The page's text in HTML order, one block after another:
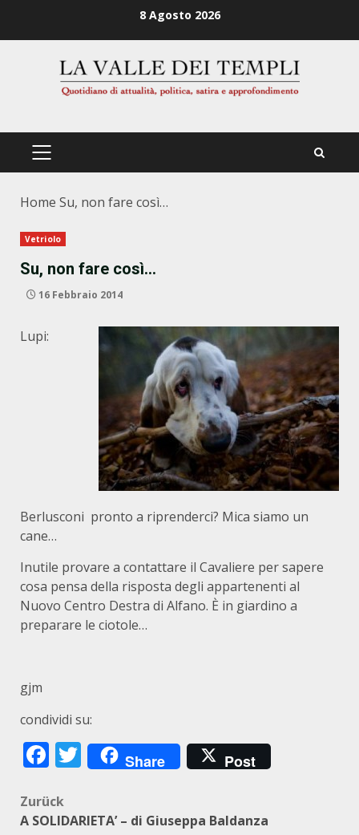
8 Agosto 2026
PRIMÄRES
Home Su, non fare così…
Vetriolo
Su, non fare così…
16 Febbraio 2014
Lupi:
Berlusconi pronto a riprenderci? Mica siamo un
cane…
Inutile provare a contattare il Cavaliere per sapere
cosa pensa della risposta degli appartenenti al
Nuovo Centro Destra di Alfano. È in giardino a
preparare le ciotole…
gjm
condividi su:
Facebook
Twitter
Share Post
Beitragsnavigation
Zurück
A SOLIDARIETA’ – di Giuseppa Baldanza